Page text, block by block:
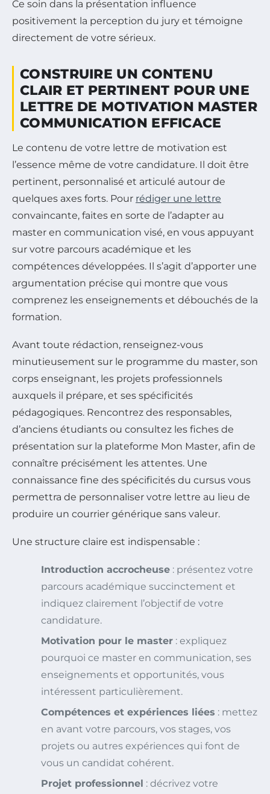
Ce soin dans la présentation influence
positivement la perception du jury et témoigne
directement de votre sérieux.
CONSTRUIRE UN CONTENU
CLAIR ET PERTINENT POUR UNE
LETTRE DE MOTIVATION MASTER
COMMUNICATION EFFICACE
Le contenu de votre lettre de motivation est
l’essence même de votre candidature. Il doit être
pertinent, personnalisé et articulé autour de
quelques axes forts. Pour rédiger une lettre
convaincante, faites en sorte de l’adapter au
master en communication visé, en vous appuyant
sur votre parcours académique et les
compétences développées. Il s’agit d’apporter une
argumentation précise qui montre que vous
comprenez les enseignements et débouchés de la
formation.
Avant toute rédaction, renseignez-vous
minutieusement sur le programme du master, son
corps enseignant, les projets professionnels
auxquels il prépare, et ses spécificités
pédagogiques. Rencontrez des responsables,
d’anciens étudiants ou consultez les fiches de
présentation sur la plateforme Mon Master, afin de
connaître précisément les attentes. Une
connaissance fine des spécificités du cursus vous
permettra de personnaliser votre lettre au lieu de
produire un courrier générique sans valeur.
Une structure claire est indispensable :
Introduction accrocheuse : présentez votre
parcours académique succinctement et
indiquez clairement l’objectif de votre
candidature.
Motivation pour le master : expliquez
pourquoi ce master en communication, ses
enseignements et opportunités, vous
intéressent particulièrement.
Compétences et expériences liées : mettez
en avant votre parcours, vos stages, vos
projets ou autres expériences qui font de
vous un candidat cohérent.
Projet professionnel : décrivez votre